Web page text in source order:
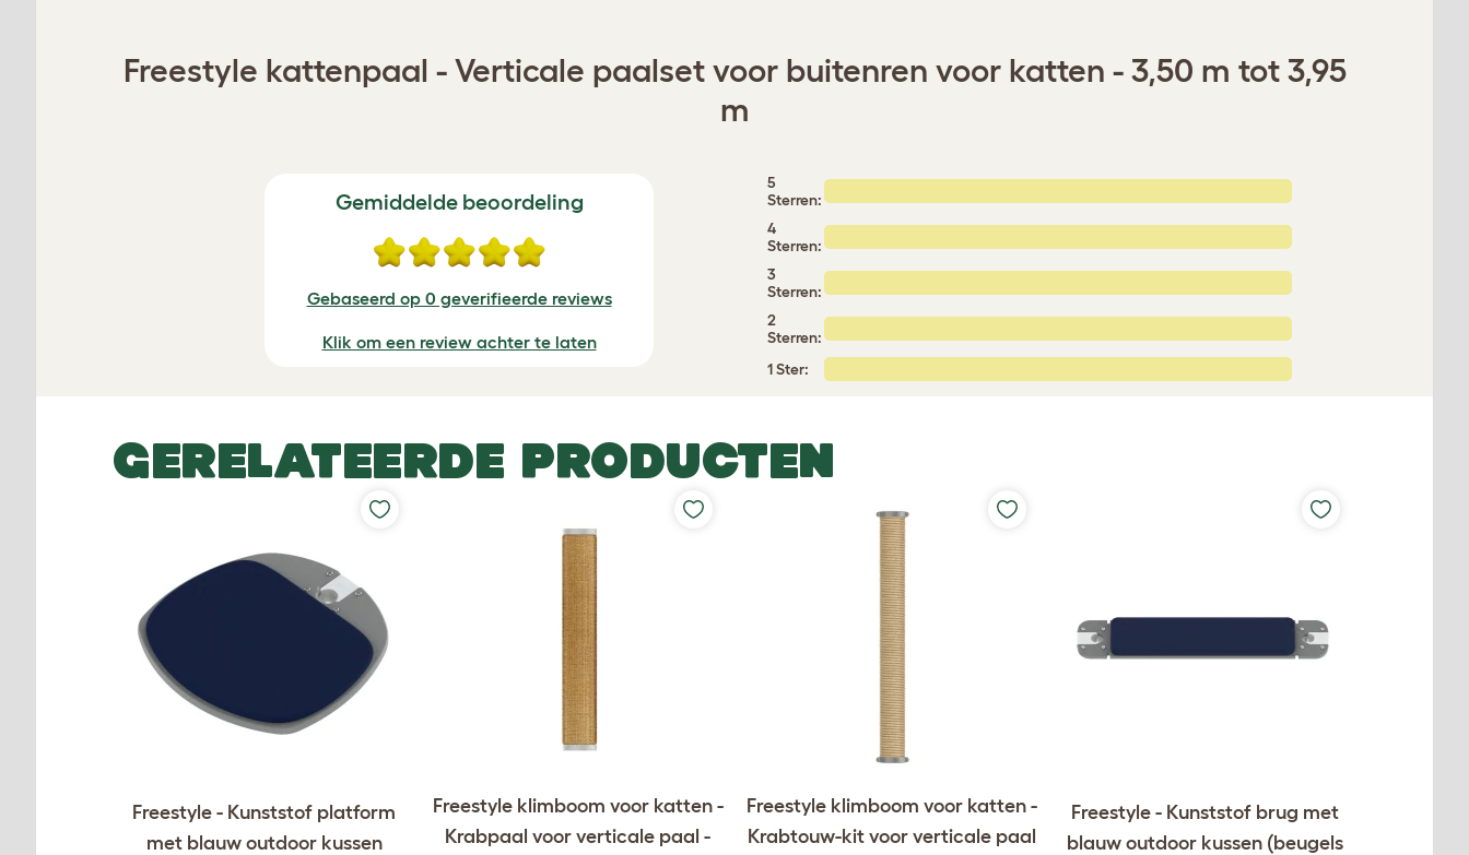
Freestyle kattenpaal - Verticale paalset voor buitenren voor katten - 3,50 m tot 3,95
m
Gemiddelde beoordeling
Gebaseerd op 0 geverifieerde reviews
Klik om een review achter te laten
5
Sterren:
4
Sterren:
3
Sterren:
2
Sterren:
1 Ster:
GERELATEERDE PRODUCTEN
Freestyle - Kunststof platform
met blauw outdoor kussen
Freestyle klimboom voor katten -
Krabpaal voor verticale paal -
Freestyle klimboom voor katten -
Krabtouw-kit voor verticale paal
Freestyle - Kunststof brug met
blauw outdoor kussen (beugels